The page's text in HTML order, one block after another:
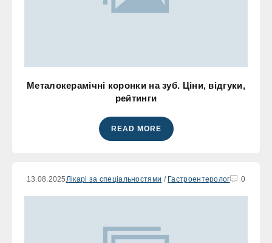
Металокерамічні коронки на зуб. Ціни, відгуки,
рейтинги
READ MORE
13.08.2025 Лікарі за спеціальностями / Гастроентеролог 0